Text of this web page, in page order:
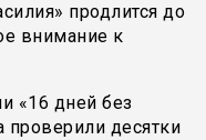
продлится до
внимание к
«16 дней без
проверили десятки